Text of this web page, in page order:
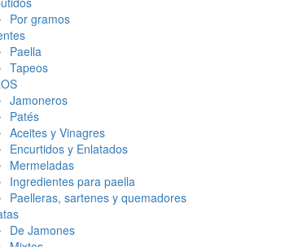
Por gramos
Paella
Tapeos
Jamoneros
Patés
Aceites y Vinagres
Encurtidos y Enlatados
Mermeladas
Ingredientes para paella
Paelleras, sartenes y quemadores
De Jamones